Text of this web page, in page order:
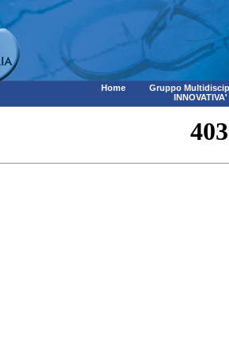
Home
Gruppo
INNOVATIVA'